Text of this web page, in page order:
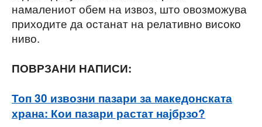
намалениот обем на извоз, што овозможува
приходите да останат на релативно високо
ниво.
ПОВРЗАНИ НАПИСИ:
Топ 30 извозни пазари за македонската
храна: Кои пазари растат најбрзо?